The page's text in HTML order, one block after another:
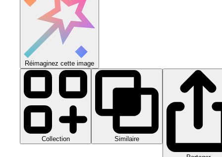
Réimaginez cette image
Collection Similaire